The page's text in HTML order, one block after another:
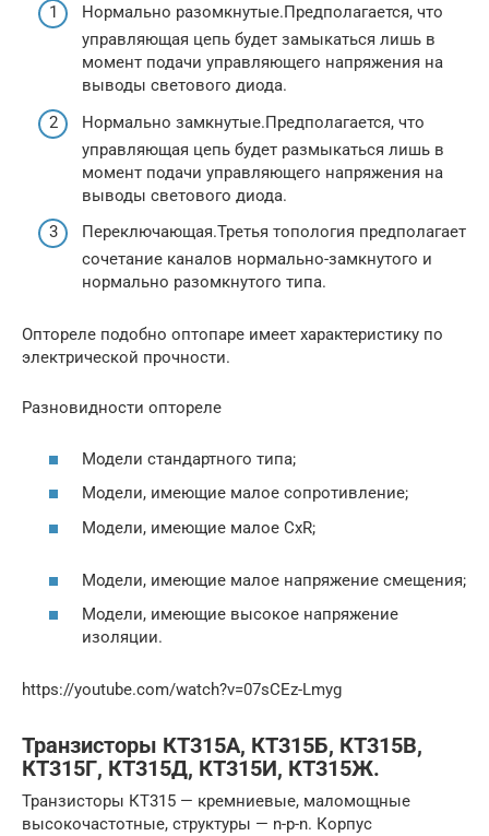
Нормально разомкнутые.Предполагается, что
управляющая цепь будет замыкаться лишь в
момент подачи управляющего напряжения на
выводы светового диода.
Нормально замкнутые.Предполагается, что
управляющая цепь будет размыкаться лишь в
момент подачи управляющего напряжения на
выводы светового диода.
Переключающая.Третья топология предполагает
сочетание каналов нормально-замкнутого и
нормально разомкнутого типа.
Оптореле подобно оптопаре имеет характеристику по
электрической прочности.
Разновидности оптореле
Модели стандартного типа;
Модели, имеющие малое сопротивление;
Модели, имеющие малое СxR;
Модели, имеющие малое напряжение смещения;
Модели, имеющие высокое напряжение
изоляции.
https://youtube.com/watch?v=07sCEz-Lmyg
Транзисторы КТ315А, КТ315Б, КТ315В,
КТ315Г, КТ315Д, КТ315И, КТ315Ж.
Транзисторы КТ315 — кремниевые, маломощные
высокочастотные, структуры — n-p-n. Корпус